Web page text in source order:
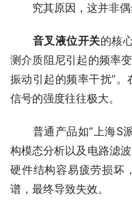
究其原因，这并非偶
音叉液位开关的核
测介质阻尼引起的频率
振动引起的频率干扰”
信号的强度往往极大。
普通产品如“上海S派
构模态分析以及电路滤
硬件结构容易疲劳损坏
谱，最终导致失效。